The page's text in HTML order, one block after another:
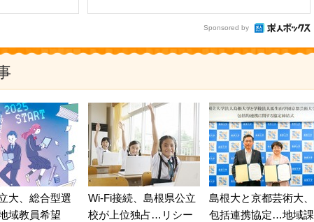
Sponsored by
大、総合型選
域教員希望
Wi-Fi接続、島根県公立
校が上位独占…リシー
島根大と京都芸術大、
包括連携協定…地域課